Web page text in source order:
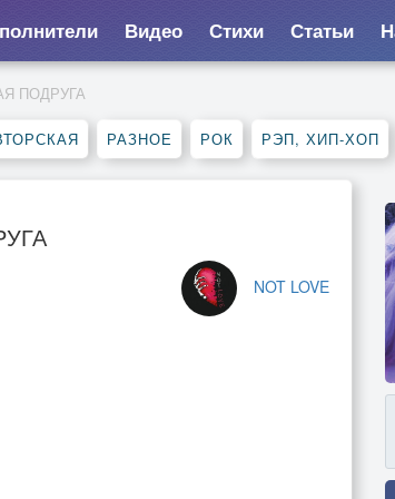
Видео Стихи Статьи
ПОДРУГА
РАЗНОЕ РОК РЭП, ХИП-ХОП
NOT LOVE